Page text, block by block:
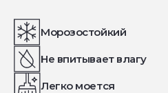
Морозостойкий
Не впитывает влагу
Легко моется